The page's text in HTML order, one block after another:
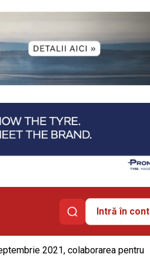
Intră în cont
2021, colaborarea pentru